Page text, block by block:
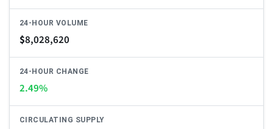
24-HOUR VOLUME
$8,028,620
24-HOUR CHANGE
2.49%
CIRCULATING SUPPLY